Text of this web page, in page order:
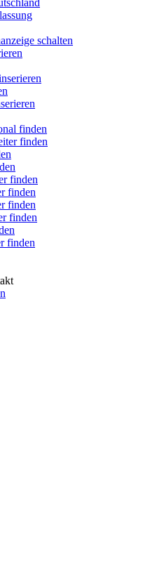
schalten
finden
finden
finden
finden
finden
finden
finden